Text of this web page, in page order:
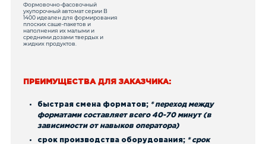
Формовочно-фасовочный
укупорочный автомат серии В
1400 идеален для формирования
плоских саше-пакетов и
наполнения их малыми и
средними дозами твердых и
жидких продуктов.
ПРЕИМУЩЕСТВА ДЛЯ ЗАКАЗЧИКА:
быстрая смена форматов; * переход между
форматами составляет всего 40-70 минут (в
зависимости от навыков оператора)
срок производства оборудования; * срок